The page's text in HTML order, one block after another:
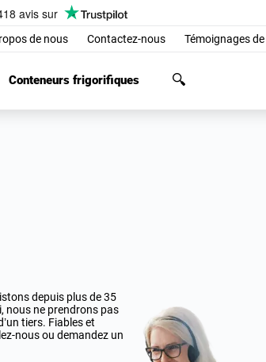
de nous Contactez-nous Témoignages
Conteneurs frigorifiques
depuis plus de 35
nous ne prendrons pas
tiers. Fiables et
nous ou demandez un